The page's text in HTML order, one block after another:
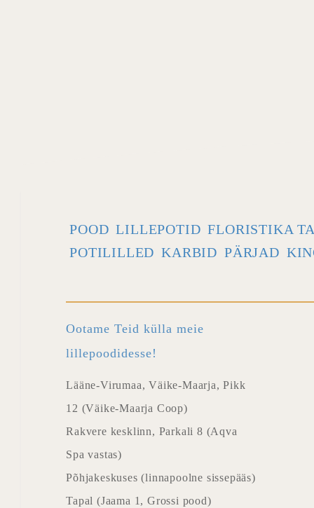
POOD LILLEPOTID FLORISTIKA
POTILILLED KARBID PÄRJAD
Ootame Teid külla meie
lillepoodidesse!
Lääne-Virumaa, Väike-Maarja, Pikk
12 (Väike-Maarja Coop)
Rakvere kesklinn, Parkali 8 (Aqva
Spa vastas)
Põhjakeskuses (linnapoolne sissepääs)
Tapal (Jaama 1, Grossi pood)